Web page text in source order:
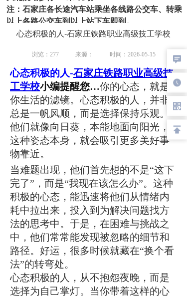
心态积极的人-石家庄铁路职业高级技工学校
浏览：277 来源： 时间：2026-05-15
心态积极的人-石家庄铁路职业高级技
工学校小编提醒您…你的心态，就是
你生活的滤镜。心态积极的人，并非
总是一帆风顺，而是选择保持乐观。
他们就像向日葵，本能地面向阳光，
这种姿态本身，就会吸引更多美好事
物靠近。
当难题出现，他们首先想的不是“这下
完了”，而是“我现在该怎么办”。这种
积极的心态，能迅速将他们从情绪内
耗中拉出来，投入到为解决问题找方
法的思考中。于是，在困难与挑战之
中，他们常常能发现被忽略的细节和
路径。好运，很多时候就藏在“换个看
法”的转弯处。
心态积极的人，从不抱怨夜晚，而是
选择为自己掌灯。当你带着这样的心
注：石家庄各长途汽车站乘坐各线路公交车、转乘
以上各路公交车到以上站下车即到。
(3)石家庄各长途汽车站乘坐各线路公交车、转乘
(4)联系电话：13230171849（微信同号）
联系人：张处长办公电话：0311 8387 5413
请家长和学生注意：凡是已经向学校其他老师咨
询、留下学生有关资料的，继续联系你原咨询的老
师，请不要再浪费宝贵时间。